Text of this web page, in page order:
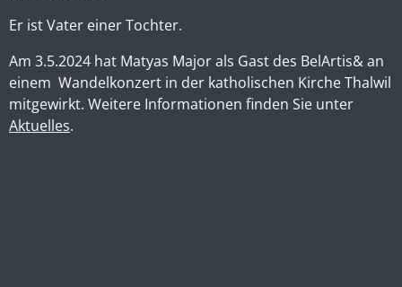
Er ist Vater einer Tochter.
Am 3.5.2024 hat Matyas Major als Gast des BelArtis& an
einem Wandelkonzert in der katholischen Kirche Thalwil
mitgewirkt. Weitere Informationen finden Sie unter
Aktuelles.